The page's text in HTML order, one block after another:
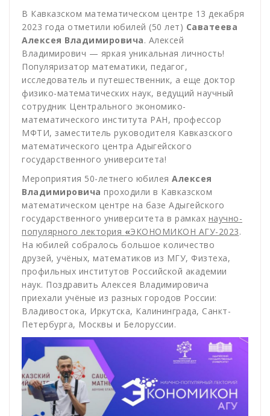
В Кавказском математическом центре 13 декабря
2023 года отметили юбилей (50 лет) Саватеева
Алексея Владимировича. Алексей
Владимирович — яркая уникальная личность!
Популяризатор математики, педагог,
исследователь и путешественник, а еще доктор
физико-математических наук, ведущий научный
сотрудник Центрального экономико-
математического института РАН, профессор
МФТИ, заместитель руководителя Кавказского
математического центра Адыгейского
государственного университета!
Мероприятия 50-летнего юбилея Алексея
Владимировича проходили в Кавказском
математическом центре на базе Адыгейского
государственного университета в рамках научно-
популярного лектория «ЭКОНОМИКОН АГУ-2023.
На юбилей собралось большое количество
друзей, учёных, математиков из МГУ, Физтеха,
профильных институтов Российской академии
наук. Поздравить Алексея Владимировича
приехали учёные из разных городов России:
Владивостока, Иркутска, Калининграда, Санкт-
Петербурга, Москвы и Белоруссии.